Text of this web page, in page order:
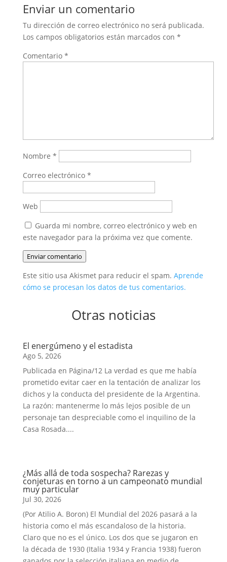
Enviar un comentario
Tu dirección de correo electrónico no será publicada.
Los campos obligatorios están marcados con *
Comentario *
Nombre *
Correo electrónico *
Web
Guarda mi nombre, correo electrónico y web en
este navegador para la próxima vez que comente.
Enviar comentario
Este sitio usa Akismet para reducir el spam. Aprende
cómo se procesan los datos de tus comentarios.
Otras noticias
El energúmeno y el estadista
Ago 5, 2026
Publicada en Página/12 La verdad es que me había
prometido evitar caer en la tentación de analizar los
dichos y la conducta del presidente de la Argentina.
La razón: mantenerme lo más lejos posible de un
personaje tan despreciable como el inquilino de la
Casa Rosada....
¿Más allá de toda sospecha? Rarezas y
conjeturas en torno a un campeonato mundial
muy particular
Jul 30, 2026
(Por Atilio A. Boron) El Mundial del 2026 pasará a la
historia como el más escandaloso de la historia.
Claro que no es el único. Los dos que se jugaron en
la década de 1930 (Italia 1934 y Francia 1938) fueron